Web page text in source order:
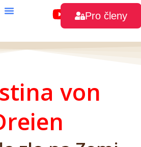
Pro členy
von